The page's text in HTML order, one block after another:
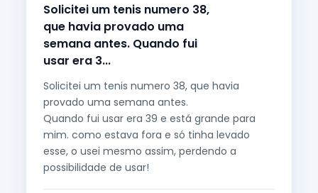
Solicitei um tenis numero 38,
que havia provado uma
semana antes. Quando fui
usar era 3...
Solicitei um tenis numero 38, que havia
provado uma semana antes.
Quando fui usar era 39 e está grande para
mim. como estava fora e só tinha levado
esse, o usei mesmo assim, perdendo a
possibilidade de usar!